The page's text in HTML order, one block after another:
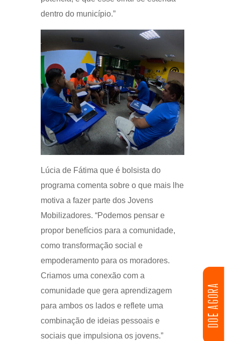
DOE AGORA
dentro do município.”
Lúcia de Fátima que é bolsista do
programa comenta sobre o que mais lhe
motiva a fazer parte dos Jovens
Mobilizadores. “Podemos pensar e
propor benefícios para a comunidade,
como transformação social e
empoderamento para os moradores.
Criamos uma conexão com a
comunidade que gera aprendizagem
para ambos os lados e reflete uma
combinação de ideias pessoais e
sociais que impulsiona os jovens.”